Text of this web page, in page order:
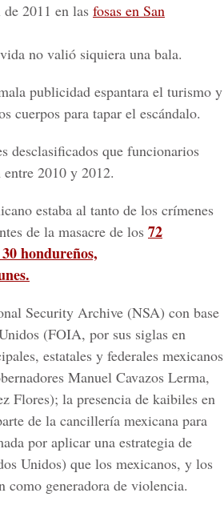
2011 en las fosas en San
no valió siquiera una bala.
publicidad espantara el turismo y
cuerpos para tapar el escándalo.
desclasificados que funcionarios
2010 y 2012.
estaba al tanto de los crímenes
de la masacre de los 72
hondureños,
Security Archive (NSA) con base
(FOIA, por sus siglas en
estatales y federales mexicanos
Manuel Cavazos Lerma,
Flores); la presencia de kaibiles en
de la cancillería mexicana para
por aplicar una estrategia de
Unidos) que los mexicanos, y los
como generadora de violencia.